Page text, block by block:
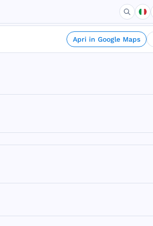
Apri in Google Maps